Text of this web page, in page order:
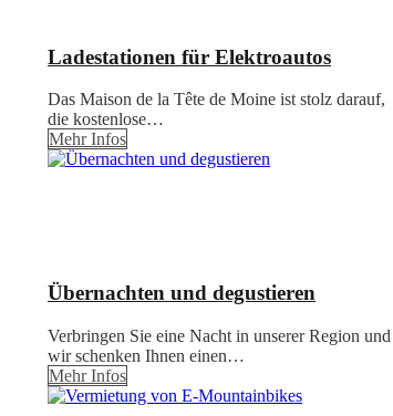
Ladestationen für Elektroautos
Das Maison de la Tête de Moine ist stolz darauf,
die kostenlose…
Mehr Infos
Übernachten und degustieren
Verbringen Sie eine Nacht in unserer Region und
wir schenken Ihnen einen…
Mehr Infos